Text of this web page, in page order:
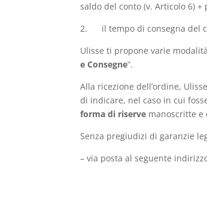
saldo del conto (v. Articolo 6)
2. il tempo di consegna del
Ulisse ti propone varie
e Consegne”.
Alla ricezione dell’ordine,
di indicare, nel caso in cui
forma di riserve manoscritte e
Senza pregiudizi di garanzie
– via posta al seguente